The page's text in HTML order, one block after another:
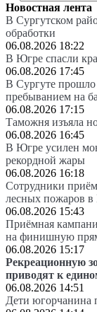
Новостная лента
В Сургутском
обработки
06.08.2026 18:22
В Югре спасли
06.08.2026 17:45
В Сургуте прошло
пребыванием на
06.08.2026 17:15
Таможня изъяла
06.08.2026 16:45
В Югре усилен
рекордной жары
06.08.2026 16:18
Сотрудники
лесных пожаров
06.08.2026 15:43
Приёмная
на финишную
06.08.2026 15:17
Рекреационную
приводят к
06.08.2026 14:51
Дети югорчанина